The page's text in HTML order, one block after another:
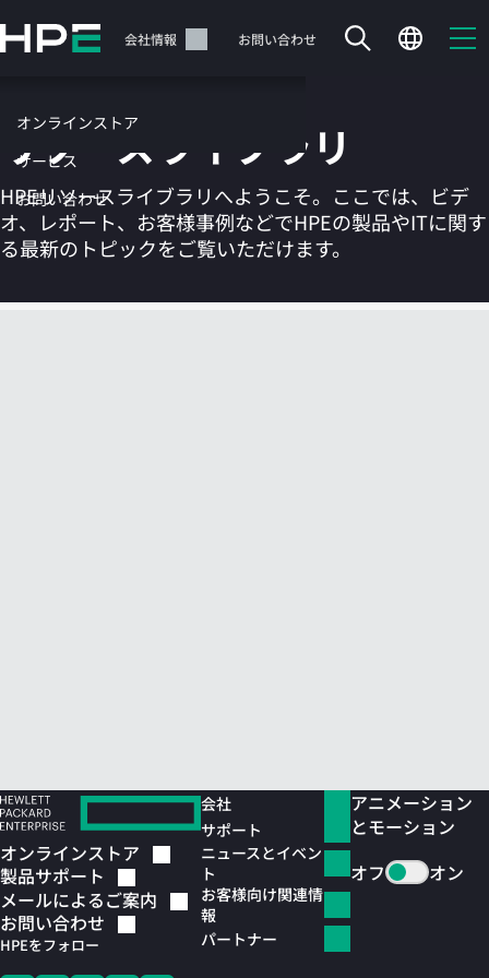
イ
テ
ツ
に
ス
ッ
サポート 会社情報 お問い合わせ
オンラインストア
サービス
お問い合わせ
カートは空です
リソースライブラリ
HPEリソースライブラリへようこそ。ここでは、ビデ
オ、レポート、お客様事例などでHPEの製品やITに関す
る最新のトピックをご覧いただけます。
オンラインストア
製品サポート
メールによるご案内
お問い合わせ
HPEをフォロー
会社
サポート
ニュースとイベン
ト
お客様向け関連情
報
パートナー
アニメーション
とモーション
オフ
オン